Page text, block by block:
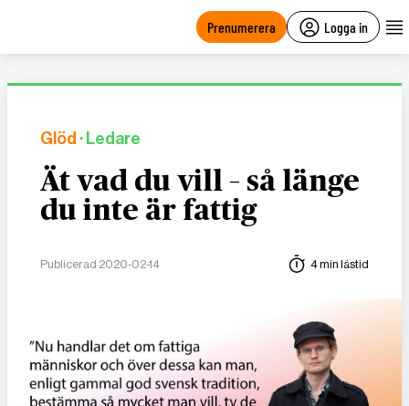
Prenumerera Logga in
Glöd · Ledare
Ät vad du vill – så länge
du inte är fattig
Publicerad 2020-02-14 4 min lästid